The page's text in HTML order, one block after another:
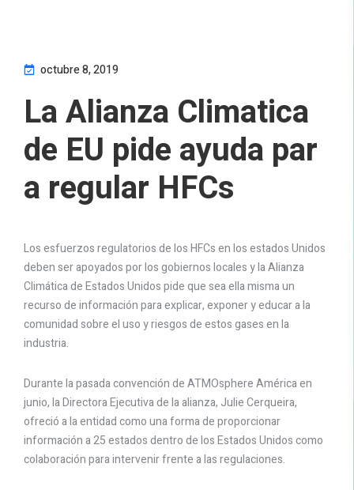
octubre 8, 2019
La Alianza Climatica
de EU pide ayuda par
a regular HFCs
Los esfuerzos regulatorios de los HFCs en los estados Unidos
deben ser apoyados por los gobiernos locales y la Alianza
Climática de Estados Unidos pide que sea ella misma un
recurso de información para explicar, exponer y educar a la
comunidad sobre el uso y riesgos de estos gases en la
industria.
Durante la pasada convención de ATMOsphere América en
junio, la Directora Ejecutiva de la alianza, Julie Cerqueira,
ofreció a la entidad como una forma de proporcionar
información a 25 estados dentro de los Estados Unidos como
colaboración para intervenir frente a las regulaciones.